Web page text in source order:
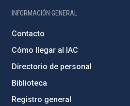
INFORMACIÓN GENERAL
Contacto
Cómo llegar al IAC
Directorio de personal
Biblioteca
Registro general